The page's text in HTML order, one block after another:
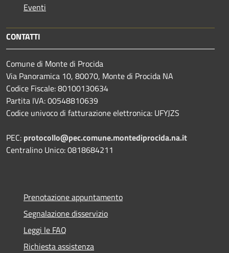
Eventi
CONTATTI
Comune di Monte di Procida
Via Panoramica 10, 80070, Monte di Procida NA
Codice Fiscale: 80100130634
Partita IVA: 00548810639
Codice univoco di fatturazione elettronica: UFYJZS
PEC: protocollo@pec.comune.montediprocida.na.it
Centralino Unico:0818684211
Prenotazione appuntamento
Segnalazione disservizio
Leggi le FAQ
Richiesta assistenza